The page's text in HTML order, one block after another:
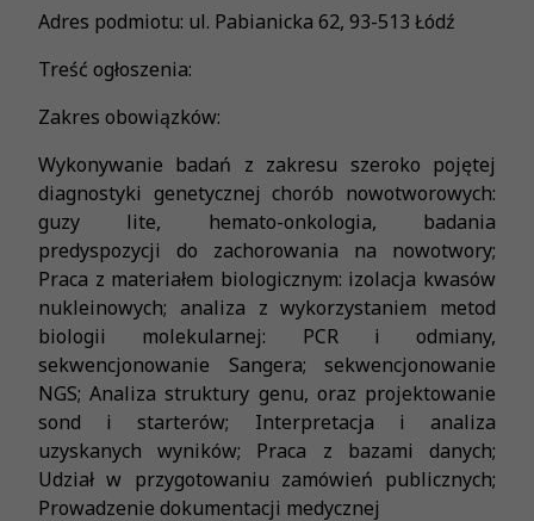
Adres podmiotu: ul. Pabianicka 62, 93-513 Łódź
Treść ogłoszenia:
Zakres obowiązków:
Wykonywanie badań z zakresu szeroko pojętej
diagnostyki genetycznej chorób nowotworowych:
guzy lite, hemato-onkologia, badania
predyspozycji do zachorowania na nowotwory;
Praca z materiałem biologicznym: izolacja kwasów
nukleinowych; analiza z wykorzystaniem metod
biologii molekularnej: PCR i odmiany,
sekwencjonowanie Sangera; sekwencjonowanie
NGS; Analiza struktury genu, oraz projektowanie
sond i starterów; Interpretacja i analiza
uzyskanych wyników; Praca z bazami danych;
Udział w przygotowaniu zamówień publicznych;
Prowadzenie dokumentacji medycznej